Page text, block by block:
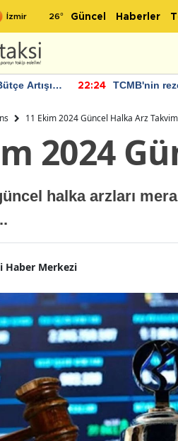
26° Güncel Haberler
Artışı
22:24
TCMB'nin
11 Ekim 2024 Güncel Halka Arz
2024
halka arzları
Haber Merkezi